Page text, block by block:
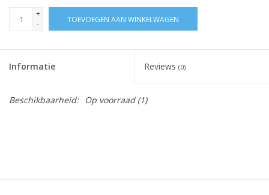
+
-
TOEVOEGEN AAN WINKELWAGEN
Informatie Reviews (0)
Beschikbaarheid: Op voorraad(1)